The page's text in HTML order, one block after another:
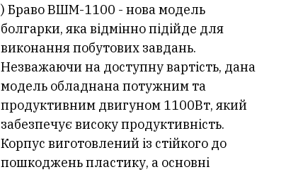
) Браво ВШМ-1100 - нова модель
болгарки, яка відмінно підійде для
виконання побутових завдань.
Незважаючи на доступну вартість, дана
модель обладнана потужним та
продуктивним двигуном 1100Вт, який
забезпечує високу продуктивність.
Корпус виготовлений із стійкого до
пошкоджень пластику, а основні